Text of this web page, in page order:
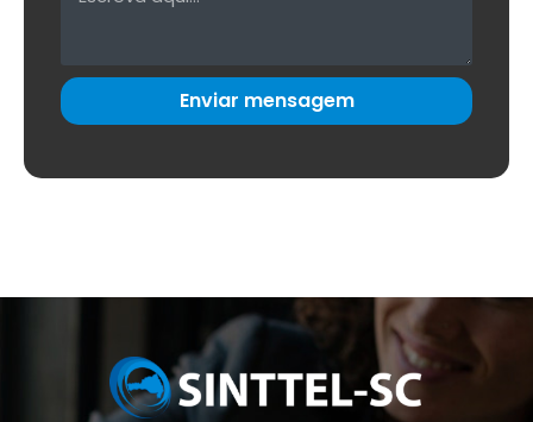
Enviar mensagem